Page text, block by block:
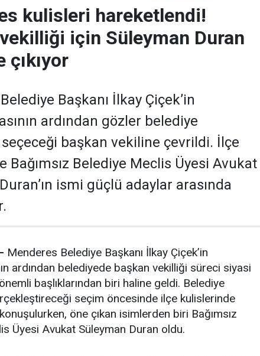
kulisleri hareketlendi!
için Süleyman Duran
çıkıyor
Başkanı İlkay Çiçek’in
ardından gözler belediye
başkan vekiline çevrildi. İlçe
Bağımsız Belediye Meclis Üyesi Avukat
ismi güçlü adaylar arasında
Menderes Belediye Başkanı İlkay Çiçek’in
ardından belediyede başkan vekilliği süreci siyasi
başlıklarından biri haline geldi. Belediye
seçim öncesinde ilçe kulislerinde
öne çıkan isimlerden biri Bağımsız
Üyesi Avukat Süleyman Duran oldu.